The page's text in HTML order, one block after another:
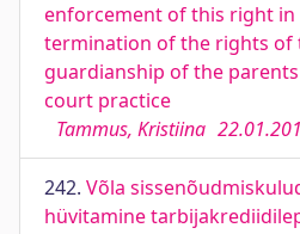
enforcement of this right
termination of the rights of
guardianship of the
court practice
Tammus, Kristiina
242. Võla
hüvitamine